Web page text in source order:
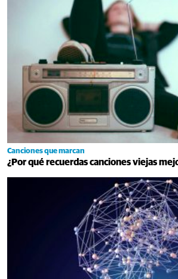
Canciones que marcan
¿Por qué recuerdas canciones viejas